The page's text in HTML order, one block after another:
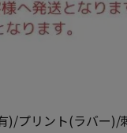
)/プリント(ラバー